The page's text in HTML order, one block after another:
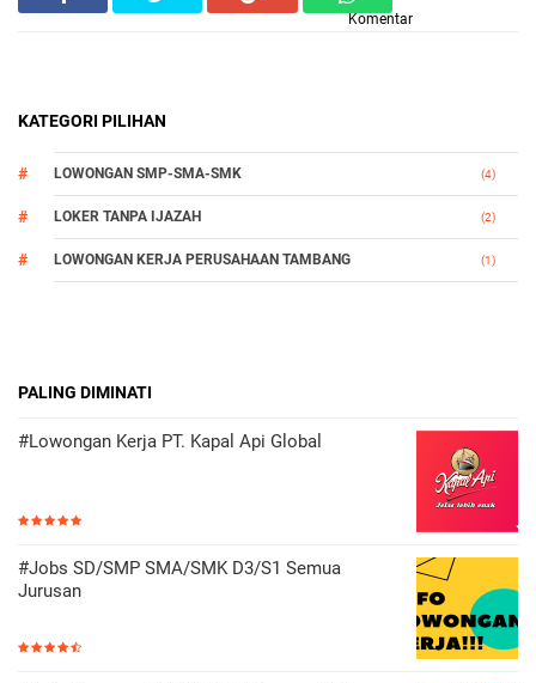
Komentar
KATEGORI PILIHAN
LOWONGAN SMP-SMA-SMK (4)
LOKER TANPA IJAZAH (2)
LOWONGAN KERJA PERUSAHAAN TAMBANG (1)
PALING DIMINATI
#Lowongan Kerja PT. Kapal Api Global
#Jobs SD/SMP SMA/SMK D3/S1 Semua
Jurusan